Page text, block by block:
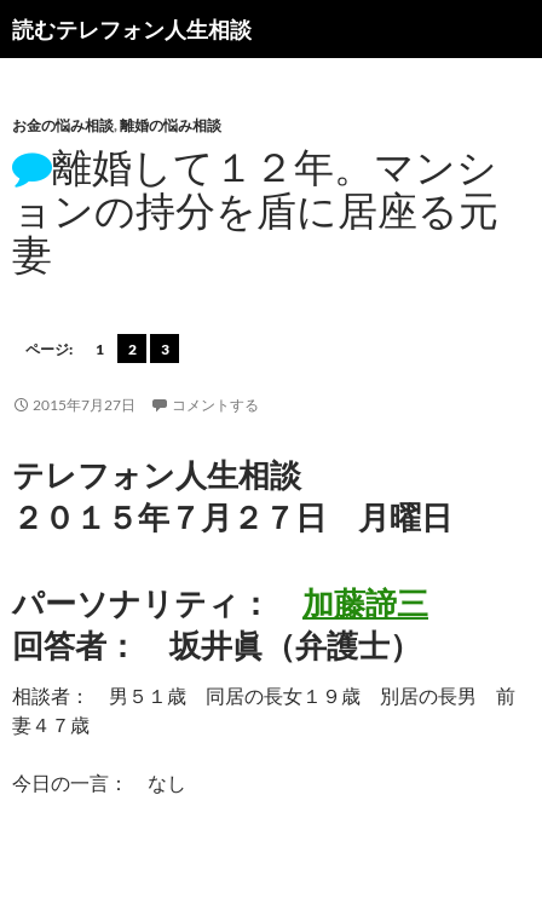
読むテレフォン人生相談
お金の悩み相談,離婚の悩み相談
離婚して１２年。マンシ
ョンの持分を盾に居座る元
妻
ページ: 1 2 3
2015年7月27日 コメントする
テレフォン人生相談
２０１５年７月２７日 月曜日
パーソナリティ： 加藤諦三
回答者： 坂井眞（弁護士）
相談者： 男５１歳 同居の長女１９歳 別居の長男 前
妻４７歳
今日の一言： なし